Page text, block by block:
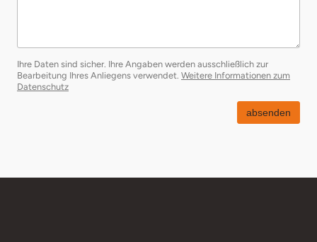
Ihre Daten sind sicher. Ihre Angaben werden ausschließlich zur
Bearbeitung Ihres Anliegens verwendet. Weitere Informationen zum
Datenschutz
absenden